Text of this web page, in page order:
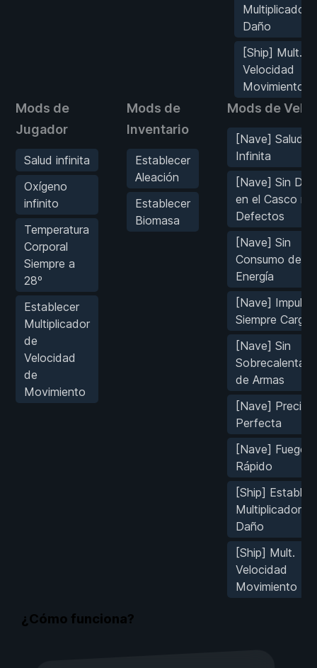
Multiplicador
Daño
[Ship] Mult.
Velocidad
Movimiento
Mods de
Jugador
Salud infinita
Oxígeno
infinito
Temperatura
Corporal
Siempre a
28º
Establecer
Multiplicador
de
Velocidad
de
Movimiento
Mods de
Inventario
Establecer
Aleación
Establecer
Biomasa
Mods de
[Nave] Salud
Infinita
[Nave] Sin
en el Casco ni
Defectos
[Nave] Sin
Consumo de
Energía
[Nave] Impulso
Siempre
[Nave] Sin
de Armas
[Nave]
Perfecta
[Nave] Fuego
Rápido
[Ship]
Multiplicador
Daño
[Ship] Mult.
Velocidad
Movimiento
¿Cómo funciona?